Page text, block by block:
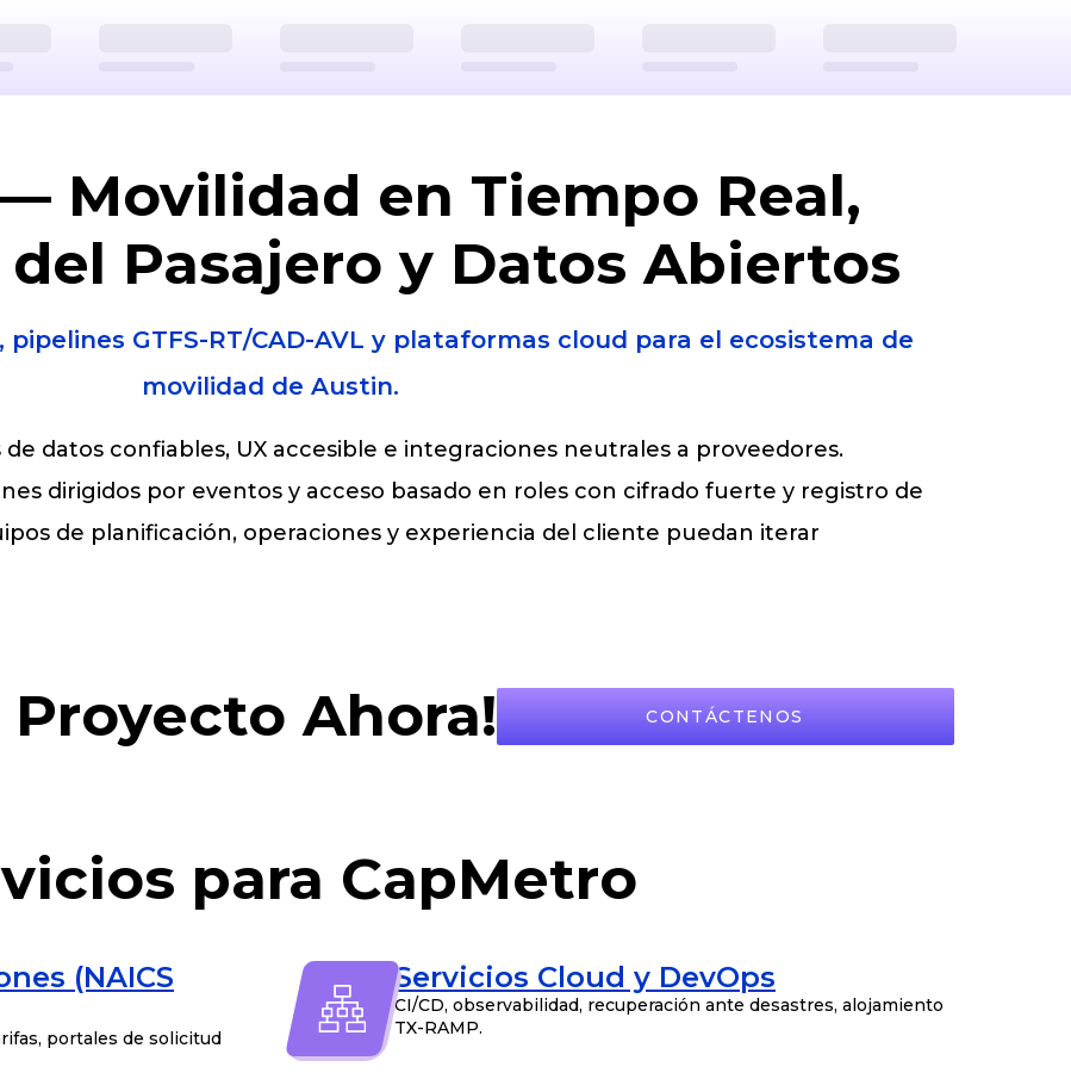
Movilidad en Tiempo Real,
Pasajero y Datos Abiertos
GTFS-RT/CAD-AVL y plataformas cloud para el ecosistema de
movilidad de Austin.
datos confiables, UX accesible e integraciones neutrales a proveedores.
dirigidos por eventos y acceso basado en roles con cifrado fuerte y registro de
de planificación, operaciones y experiencia del cliente puedan iterar
Proyecto Ahora! CONTÁCTENOS
para CapMetro
(NAICS
portales de solicitud
Servicios Cloud y DevOps
CI/CD, observabilidad, recuperación ante desastres, alojamiento
TX-RAMP.